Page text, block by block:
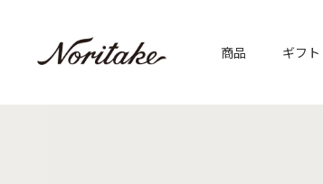
商品 ギフト